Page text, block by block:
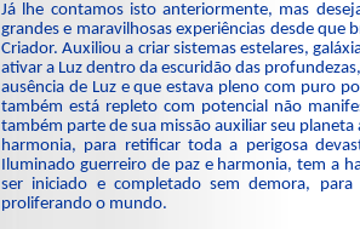
Já lhe contamos isto anteriormente, mas
grandes e maravilhosas experiências desde
Criador. Auxiliou a criar sistemas estelares,
ativar a Luz dentro da escuridão das
ausência de Luz e que estava pleno com puro
também está repleto com potencial não
também parte de sua missão auxiliar seu
harmonia, para retificar toda a perigosa
Iluminado guerreiro de paz e harmonia, tem a
ser iniciado e completado sem demora,
proliferando o mundo.